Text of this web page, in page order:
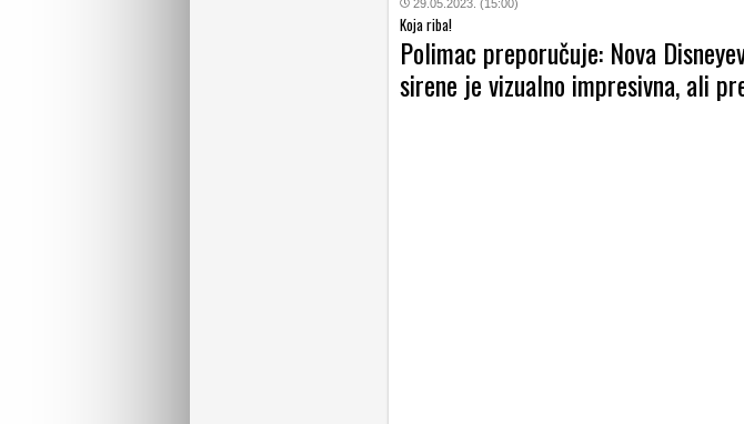
29.05.2023. (15:00)
Koja riba!
Polimac preporučuje: Nova
sirene je vizualno impresivna, ali